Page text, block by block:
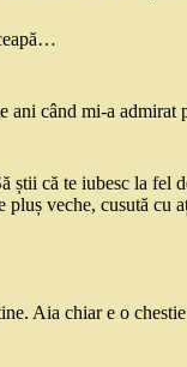
ani când mi-a admirat
știi că te iubesc la fel
pluș veche, cusută cu
Aia chiar e o